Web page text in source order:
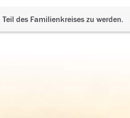
des Familienkreises zu werden.